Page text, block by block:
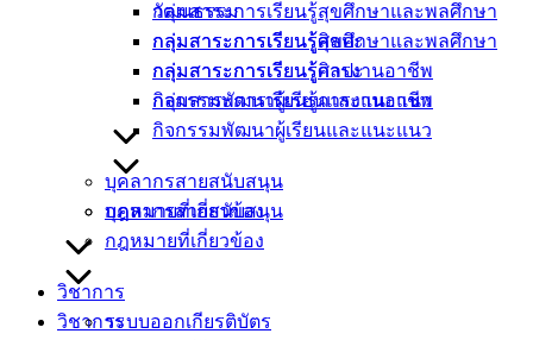
กลุ่มสาระการเรียนรู้สุขศึกษาและพลศึกษา
กลุ่มสาระการเรียนรู้ศิลปะ
กลุ่มสาระการเรียนรู้การงานอาชีพ
กิจกรรมพัฒนาผู้เรียนและแนะแนว
บุคลากรสายสนับสนุน
กฎหมายที่เกี่ยวข้อง
วิชาการ
ระบบออกเกียรติบัตร
วัฒนธรรม
กลุ่มสาระการเรียนรู้สุขศึกษาและพลศึกษา
กลุ่มสาระการเรียนรู้ศิลปะ
กลุ่มสาระการเรียนรู้การงานอาชีพ
กิจกรรมพัฒนาผู้เรียนและแนะแนว
บุคลากรสายสนับสนุน
กฎหมายที่เกี่ยวข้อง
วิชาการ